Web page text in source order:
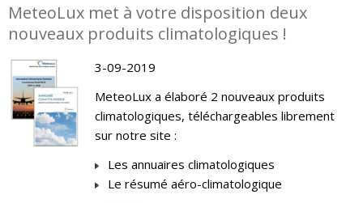
MeteoLux met à votre disposition deux
nouveaux produits climatologiques !
3-09-2019
MeteoLux a élaboré 2 nouveaux produits
climatologiques, téléchargeables librement
sur notre site :
Les annuaires climatologiques
Le résumé aéro-climatologique